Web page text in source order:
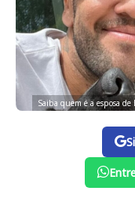
Saiba quem é a esposa